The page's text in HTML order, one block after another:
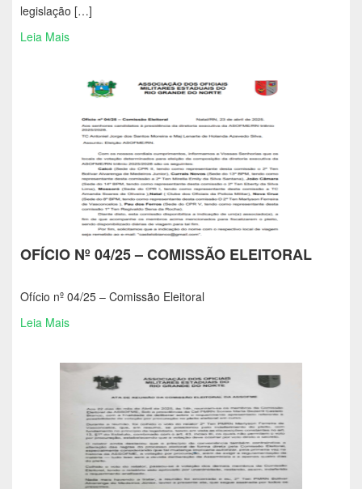
legislação […]
Leia Mais
OFÍCIO Nº 04/25 – COMISSÃO ELEITORAL
Ofício nº 04/25 – Comissão Eleitoral
Leia Mais